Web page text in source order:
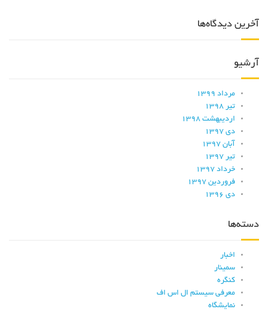
آخرین دیدگاه‌ها
آرشیو
مرداد ۱۳۹۹
تیر ۱۳۹۸
اردیبهشت ۱۳۹۸
دی ۱۳۹۷
آبان ۱۳۹۷
تیر ۱۳۹۷
خرداد ۱۳۹۷
فروردین ۱۳۹۷
دی ۱۳۹۶
دسته‌ها
اخبار
سمینار
کنگره
معرفی سیستم ال اس اف
نمایشگاه